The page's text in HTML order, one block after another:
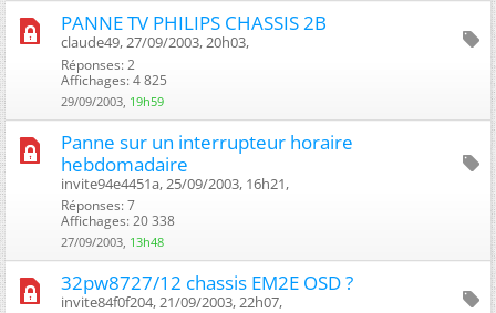
PANNE TV PHILIPS CHASSIS 2B
claude49, 27/09/2003, 20h03, ‎
Réponses: 2
Affichages: 4 825
29/09/2003, 19h59
Panne sur un interrupteur horaire
hebdomadaire
invite94e4451a, 25/09/2003, 16h21, ‎
Réponses: 7
Affichages: 20 338
27/09/2003, 13h48
32pw8727/12 chassis EM2E OSD ?
invite84f0f204, 21/09/2003, 22h07, ‎